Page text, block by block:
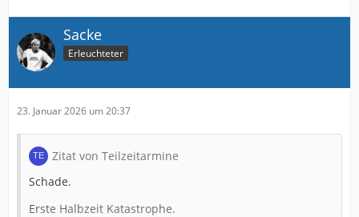
Sacke
Erleuchteter
23. Januar 2026 um 20:37
Zitat von Teilzeitarmine
Schade.
Erste Halbzeit Katastrophe.